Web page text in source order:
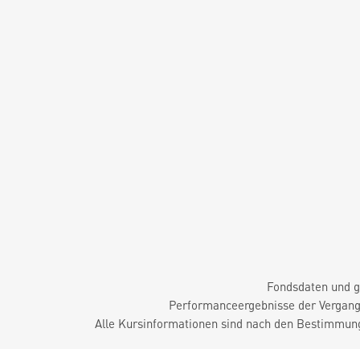
Fondsdaten und
Performanceergebnisse der
Alle Kursinformationen sind nach den